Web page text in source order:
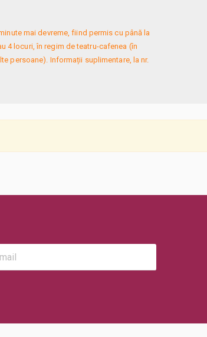
mai devreme, fiind permis cu până la
4 locuri, în regim de teatru-cafenea (în
persoane). Informații suplimentare, la nr.